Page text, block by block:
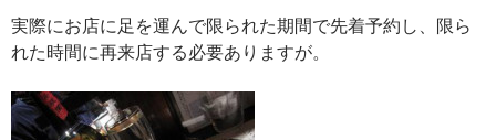
実際にお店に足を運んで限られた期間で先着予約し、限ら
れた時間に再来店する必要ありますが。